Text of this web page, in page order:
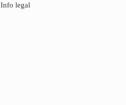
Info legal